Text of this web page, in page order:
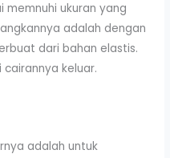
ukuran yang
adalah dengan
dari bahan elastis.
keluar.
adalah untuk